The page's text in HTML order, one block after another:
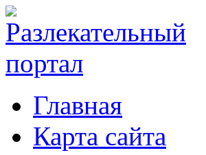
Главная
Карта сайта